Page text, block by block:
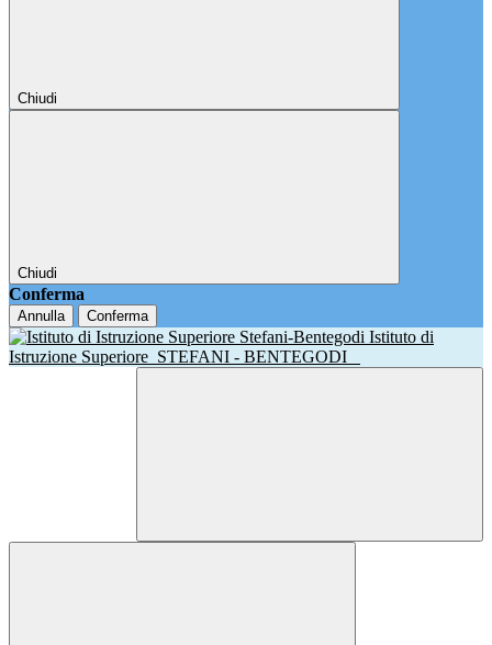
Chiudi
Chiudi
Conferma
Annulla Conferma
Istituto di
Istruzione Superiore STEFANI - BENTEGODI